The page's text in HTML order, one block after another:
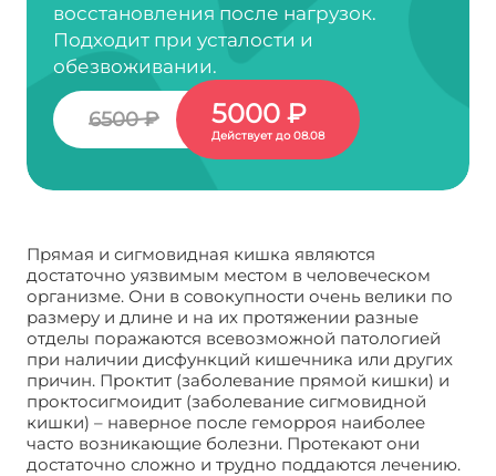
восстановления после нагрузок.
Подходит при усталости и
обезвоживании.
6500 ₽ 5000 ₽
Действует до 08.08
Прямая и сигмовидная кишка являются
достаточно уязвимым местом в человеческом
организме. Они в совокупности очень велики по
размеру и длине и на их протяжении разные
отделы поражаются всевозможной патологией
при наличии дисфункций кишечника или других
причин. Проктит (заболевание прямой кишки) и
проктосигмоидит (заболевание сигмовидной
кишки) – наверное после геморроя наиболее
часто возникающие болезни. Протекают они
достаточно сложно и трудно поддаются лечению.